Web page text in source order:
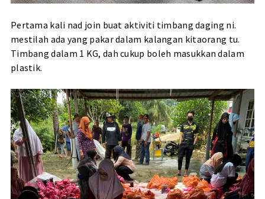
Pertama kali nad join buat aktiviti timbang daging ni.
mestilah ada yang pakar dalam kalangan kitaorang tu.
Timbang dalam 1 KG, dah cukup boleh masukkan dalam
plastik.